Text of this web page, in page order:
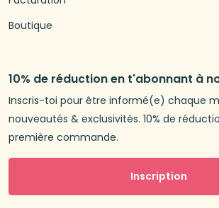
Boutique
10% de réduction en t'abonnant à
Inscris-toi pour être informé(e) chaque
nouveautés & exclusivités. 10% de
première commande.
Inscription